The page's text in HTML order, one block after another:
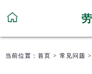
当前位置： 首页 > 常见问题